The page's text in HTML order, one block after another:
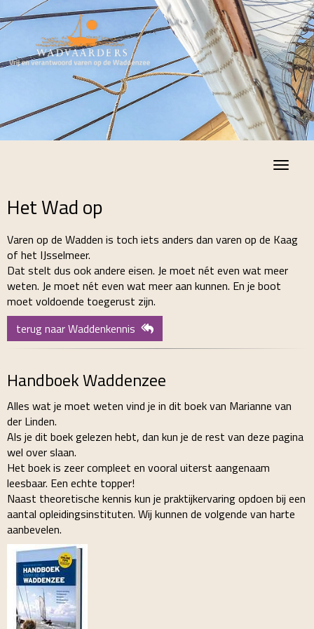
Het Wad op
Varen op de Wadden is toch iets anders dan varen op de Kaag
of het IJsselmeer.
Dat stelt dus ook andere eisen. Je moet nét even wat meer
weten. Je moet nét even wat meer aan kunnen. En je boot
moet voldoende toegerust zijn.
terug naar Waddenkennis
Handboek Waddenzee
Alles wat je moet weten vind je in dit boek van Marianne van
der Linden.
Als je dit boek gelezen hebt, dan kun je de rest van deze pagina
wel over slaan.
Het boek is zeer compleet en vooral uiterst aangenaam
leesbaar. Een echte topper!
Naast theoretische kennis kun je praktijkervaring opdoen bij een
aantal opleidingsinstituten. Wij kunnen de volgende van harte
aanbevelen.